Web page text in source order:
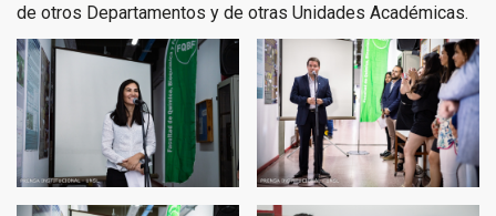
de otros Departamentos y de otras Unidades Académicas.